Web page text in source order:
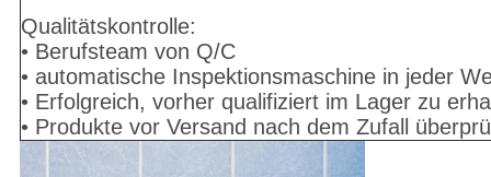
Qualitätskontrolle:
• Berufsteam von Q/C
• automatische Inspektionsmaschine in jeder
• Erfolgreich, vorher qualifiziert im Lager zu
• Produkte vor Versand nach dem Zufall